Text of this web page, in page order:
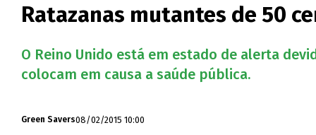
Ratazanas mutantes de 50
O Reino Unido está em estado de alerta
colocam em causa a saúde pública.
Green Savers08/02/2015 10:00